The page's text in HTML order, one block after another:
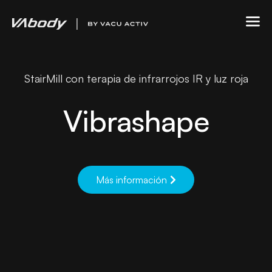
StairMill con terapia de infrarrojos IR y luz roja
Vibrashape
Más información